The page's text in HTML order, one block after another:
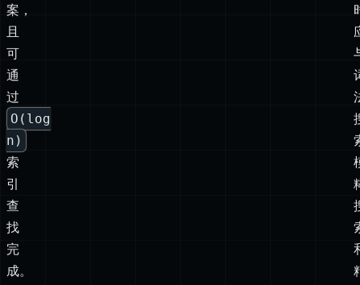
者
有
正
确
答
案，
且
可
通
过
O(log
n)
索